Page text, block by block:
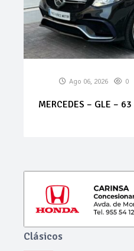
Ago 06, 2026 0
MERCEDES – GLE –
Clásicos